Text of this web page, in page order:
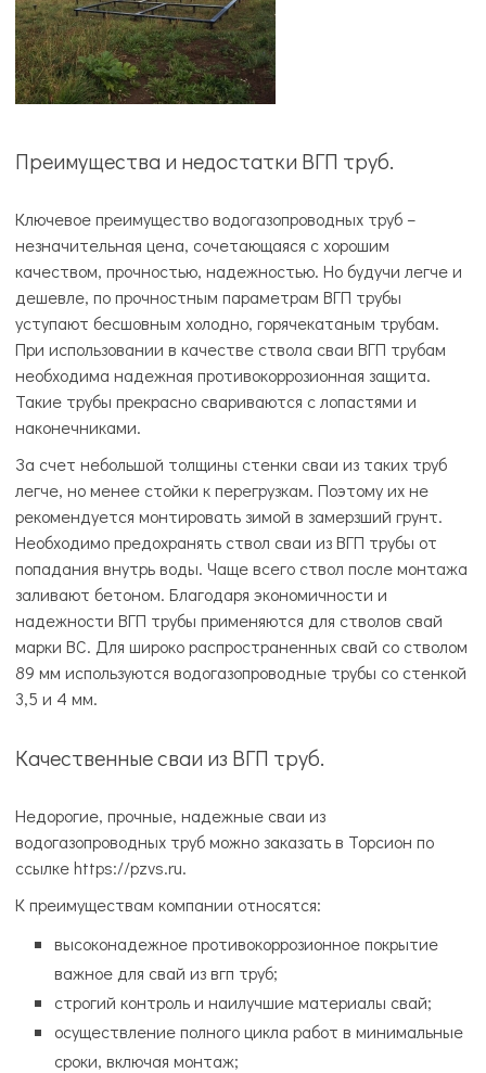
Преимущества и недостатки ВГП труб.
Ключевое преимущество водогазопроводных труб –
незначительная цена, сочетающаяся с хорошим
качеством, прочностью, надежностью. Но будучи легче и
дешевле, по прочностным параметрам ВГП трубы
уступают бесшовным холодно, горячекатаным трубам.
При использовании в качестве ствола сваи ВГП трубам
необходима надежная противокоррозионная защита.
Такие трубы прекрасно свариваются с лопастями и
наконечниками.
За счет небольшой толщины стенки сваи из таких труб
легче, но менее стойки к перегрузкам. Поэтому их не
рекомендуется монтировать зимой в замерзший грунт.
Необходимо предохранять ствол сваи из ВГП трубы от
попадания внутрь воды. Чаще всего ствол после монтажа
заливают бетоном. Благодаря экономичности и
надежности ВГП трубы применяются для стволов свай
марки ВС. Для широко распространенных свай со стволом
89 мм используются водогазопроводные трубы со стенкой
3,5 и 4 мм.
Качественные сваи из ВГП труб.
Недорогие, прочные, надежные сваи из
водогазопроводных труб можно заказать в Торсион по
ссылке https://pzvs.ru.
К преимуществам компании относятся:
высоконадежное противокоррозионное покрытие
важное для свай из вгп труб;
строгий контроль и наилучшие материалы свай;
осуществление полного цикла работ в минимальные
сроки, включая монтаж;